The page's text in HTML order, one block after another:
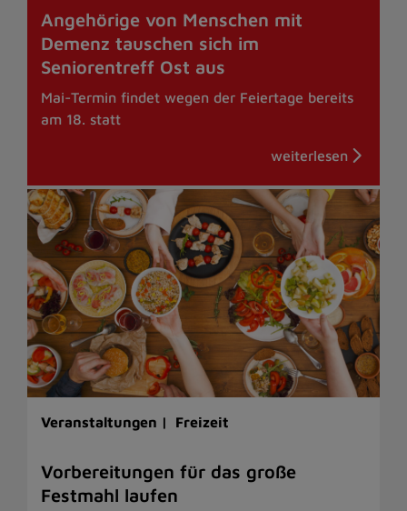
Angehörige von Menschen mit
Demenz tauschen sich im
Seniorentreff Ost aus
Mai-Termin findet wegen der Feiertage bereits
am 18. statt
Veranstaltungen | Freizeit
Vorbereitungen für das große
Festmahl laufen